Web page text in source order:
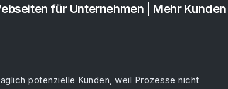
für Unternehmen | Mehr Kunden
potenzielle Kunden, weil Prozesse nicht